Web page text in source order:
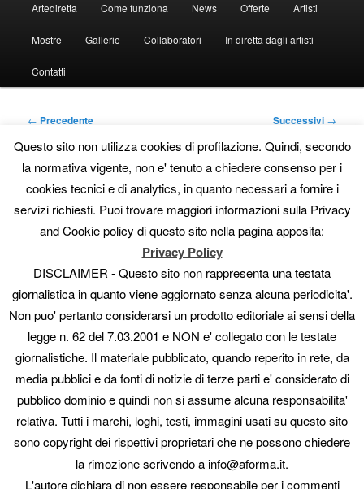
Vai
al
contenuto
principale
Artediretta Come funziona News Offerte Artisti
Mostre Gallerie Collaboratori In diretta dagli artisti
Contatti
Navigazione
← Precedente Successivi →
Catia Cannata
Pubblicato ilFebbraio 3, 2012daadmin_artedire
Catia Cannata, pittrice
Questo sito non utilizza cookies di profilazione. Quindi, secondo
la normativa vigente, non e' tenuto a chiedere consenso per i
cookies tecnici e di analytics, in quanto necessari a fornire i
servizi richiesti. Puoi trovare maggiori informazioni sulla Privacy
and Cookie policy di questo sito nella pagina apposita:
Privacy Policy
DISCLAIMER - Questo sito non rappresenta una testata
giornalistica in quanto viene aggiornato senza alcuna periodicita'.
Non puo' pertanto considerarsi un prodotto editoriale ai sensi della
legge n. 62 del 7.03.2001 e NON e' collegato con le testate
giornalistiche. Il materiale pubblicato, quando reperito in rete, da
media pubblici e da fonti di notizie di terze parti e' considerato di
pubblico dominio e quindi non si assume alcuna responsabilita'
relativa. Tutti i marchi, loghi, testi, immagini usati su questo sito
sono copyright dei rispettivi proprietari che ne possono chiedere
la rimozione scrivendo a info@aforma.it.
L'autore dichiara di non essere responsabile per i commenti